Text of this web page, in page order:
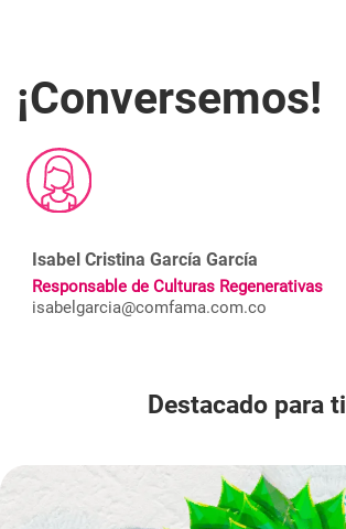
¡Conversemos!
Isabel Cristina García García
Responsable de Culturas Regenerativas
isabelgarcia@comfama.com.co
Destacado para ti